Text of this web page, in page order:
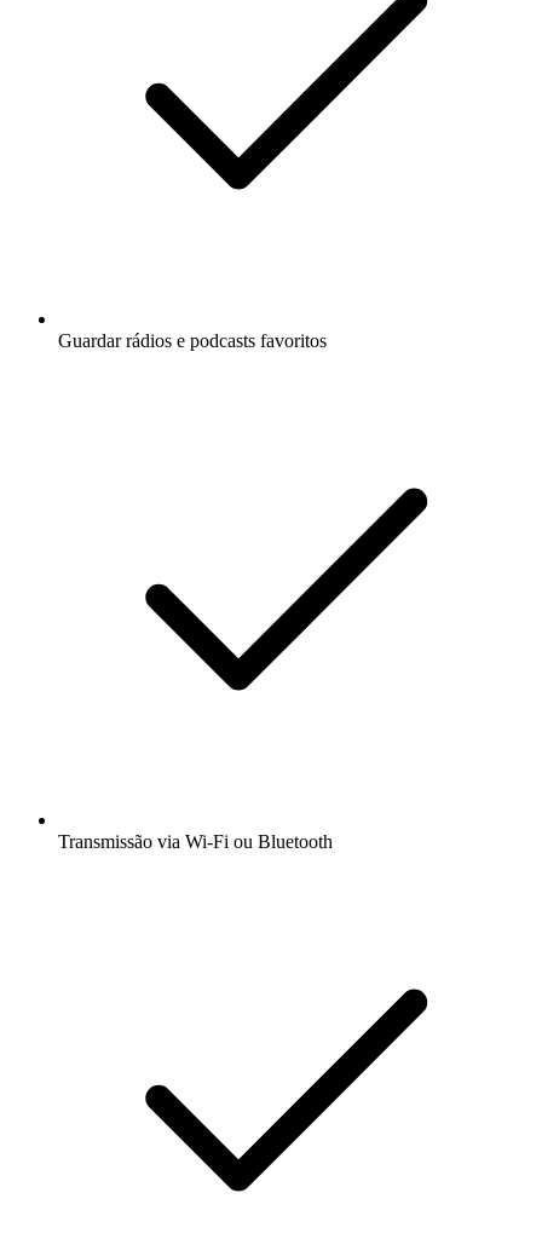
Guardar rádios e podcasts favoritos
Transmissão via Wi-Fi ou Bluetooth